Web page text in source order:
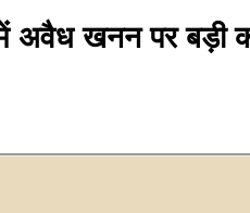
खनन पर बड़ी